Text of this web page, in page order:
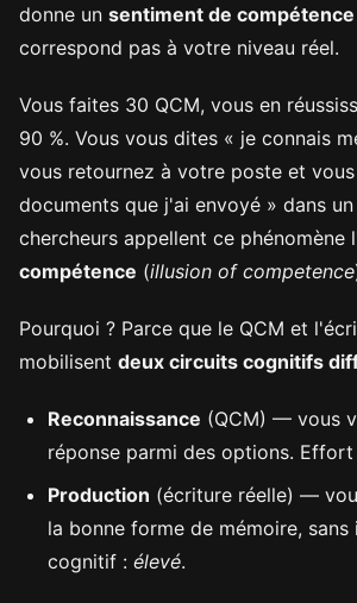
donne un sentiment de compétence
correspond pas à votre niveau réel.
Vous faites 30 QCM, vous en
90 %. Vous vous dites « je connais
vous retournez à votre poste et
documents que j'ai envoyé » dans
chercheurs appellent ce phénomène
compétence (illusion of competence
Pourquoi ? Parce que le QCM et
mobilisent deux circuits cognitifs
Reconnaissance (QCM) — vous
réponse parmi des options.
Production (écriture réelle) —
la bonne forme de mémoire,
cognitif : élevé.